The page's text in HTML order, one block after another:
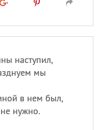
наступил,
мы
в нем был,
нужно.